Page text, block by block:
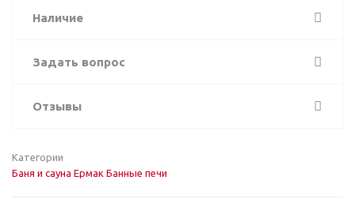
Наличие
Задать вопрос
Отзывы
Категории
Баня и сауна Ермак Банные печи